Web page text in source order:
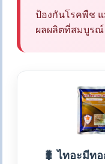
ป้องกันโรคพืช
ผลผลิตที่สมบูรณ์
🐛 ไทอะมีท